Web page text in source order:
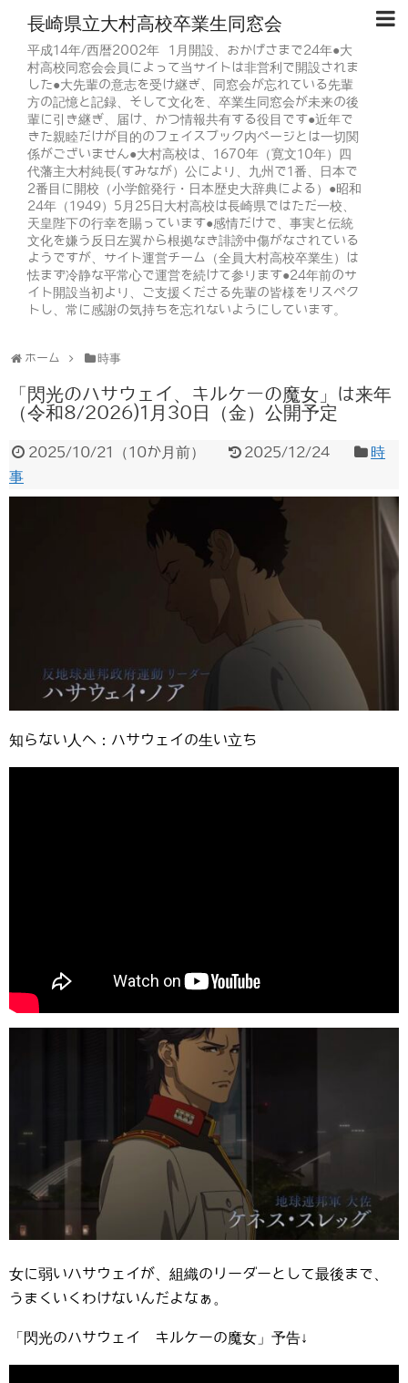
長崎県立大村高校卒業生同窓会
平成14年/西暦2002年 1月開設、おかげさまで24年●大
村高校同窓会会員によって当サイトは非営利で開設されま
した●大先輩の意志を受け継ぎ、同窓会が忘れている先輩
方の記憶と記録、そして文化を、卒業生同窓会が未来の後
輩に引き継ぎ、届け、かつ情報共有する役目です●近年で
きた親睦だけが目的のフェイスブック内ページとは一切関
係がございません●大村高校は、1670年（寛文10年）四
代藩主大村純長(すみなが）公により、九州で1番、日本で
2番目に開校（小学館発行・日本歴史大辞典による）●昭和
24年（1949）5月25日大村高校は長崎県ではただ一校、
天皇陛下の行幸を賜っています●感情だけで、事実と伝統
文化を嫌う反日左翼から根拠なき誹謗中傷がなされている
ようですが、サイト運営チーム（全員大村高校卒業生）は
怯まず冷静な平常心で運営を続けて参ります●24年前のサ
イト開設当初より、ご支援くださる先輩の皆様をリスペク
トし、常に感謝の気持ちを忘れないようにしています。
ホーム 時事
「閃光のハサウェイ、キルケーの魔女」は来年
（令和8/2026)1月30日（金）公開予定
2025/10/21 （10か月前） 2025/12/24
時
事
知らない人へ：ハサウェイの生い立ち
女に弱いハサウェイが、組織のリーダーとして最後まで、
うまくいくわけないんだよなぁ。
「閃光のハサウェイ キルケーの魔女」予告↓